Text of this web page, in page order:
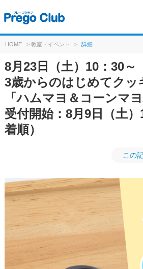
HOME > 教室・イベント > 詳細
8月23日（土）10：30～
3歳からのはじめてクッ
「ハムマヨ＆コーンマヨ
受付開始：8月9日（土
着順）
この